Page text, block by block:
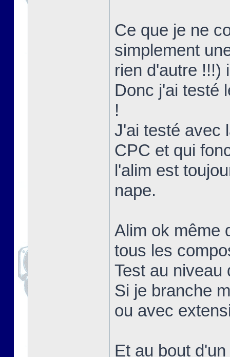
Ce que je ne
simplement
rien d'autre !!!)
Donc j'ai testé
!
J'ai testé avec
CPC et qui
l'alim est
nape.
Alim ok même
tous les
Test au niveau
Si je branche
ou avec
Et au bout